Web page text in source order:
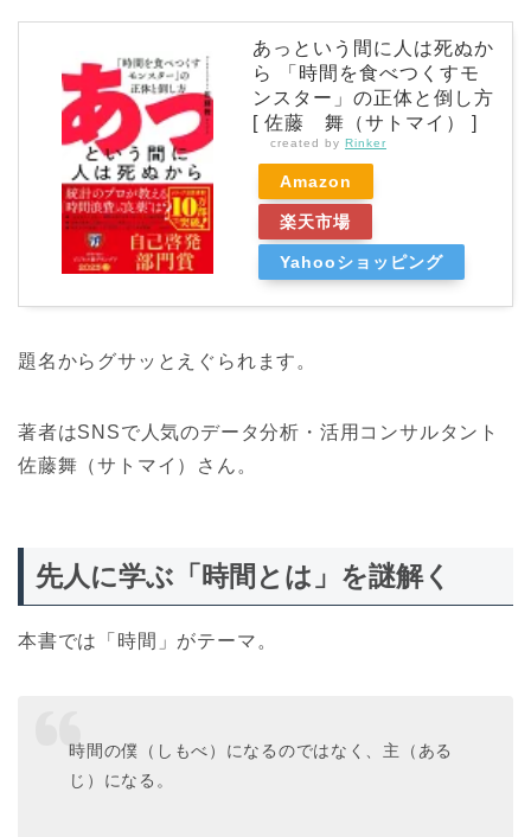
あっという間に人は死ぬか
ら 「時間を食べつくすモ
ンスター」の正体と倒し方
[ 佐藤 舞（サトマイ） ]
created by Rinker
Amazon
楽天市場
Yahooショッピング
題名からグサッとえぐられます。
著者はSNSで人気のデータ分析・活用コンサルタント
佐藤舞（サトマイ）さん。
先人に学ぶ「時間とは」を謎解く
本書では「時間」がテーマ。
時間の僕（しもべ）になるのではなく、主（ある
じ）になる。